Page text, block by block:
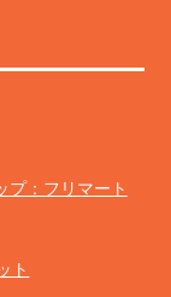
プ：フリマート
ト